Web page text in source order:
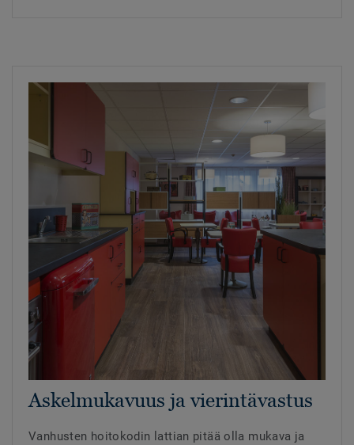
Askelmukavuus ja vierintävastus
Vanhusten hoitokodin lattian pitää olla mukava ja